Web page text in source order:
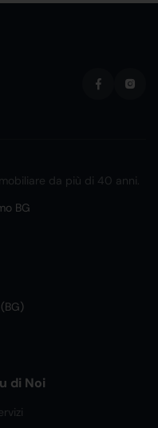
da più di 40 anni.
BG
di Noi